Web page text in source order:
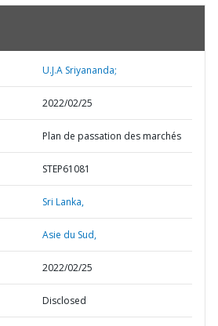
U.J.A Sriyananda;
2022/02/25
Plan de passation des marchés
STEP61081
Sri Lanka,
Asie du Sud,
2022/02/25
Disclosed